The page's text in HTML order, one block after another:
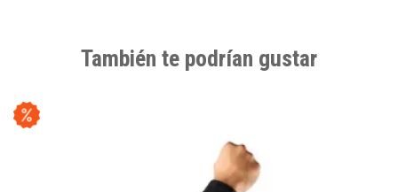
También te podrían gustar